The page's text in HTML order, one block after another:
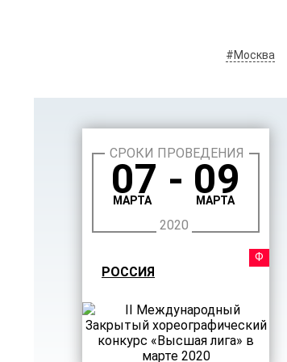
#Москва
СРОКИ ПРОВЕДЕНИЯ
07 - 09
МАРТА МАРТА
2020
РОССИЯ